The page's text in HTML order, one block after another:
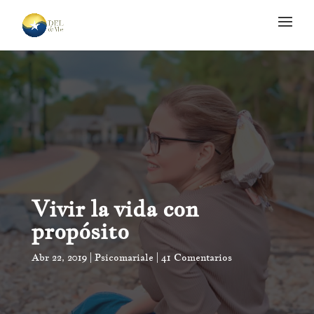
Vivir la vida con
propósito
Abr 22, 2019 Psicomariale 41 Comentarios